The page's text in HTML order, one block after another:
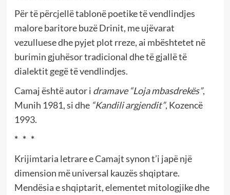
Për të përcjellë tablonë poetike të vendlindjes
malore baritore buzë Drinit, me ujëvarat
vezulluese dhe pyjet plot rreze, ai mbështetet në
burimin gjuhësor tradicional dhe të gjallë të
dialektit gegë të vendlindjes.
Camaj është autor i dramave “Loja mbasdrekës”,
Munih 1981, si dhe “Kandili argjendit”, Kozencë
1993.
* * *
Krijimtaria letrare e Camajt synon t’i japë një
dimension më universal kauzës shqiptare.
Mendësia e shqiptarit, elementet mitologjike dhe